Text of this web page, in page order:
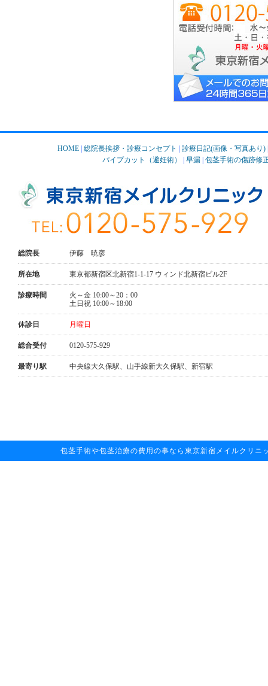
HOME| 総院長挨拶・診療コンセプト 診療日記(画像・写真あり)|
パイプカット（避妊術）
早漏 包茎手術の傷跡修
総院長 伊藤 暁彦
所在地 東京都新宿区北新宿1-1-17 ウィンド北新宿ビル2F
診療時間
火～金 10:00～20：00
土日祝 10:00～18:00
休診日 月曜日
総合受付 0120-575-929
最寄り駅 中央線大久保駅、山手線新大久保駅、新宿駅
包茎手術や包茎治療の費用の事なら東京新宿メイルクリ